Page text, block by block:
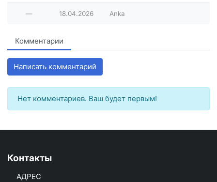
— 18.04.2026 Anka
Комментарии
Написать комментарий
Нет комментариев. Ваш будет первым!
Контакты
АДРЕС